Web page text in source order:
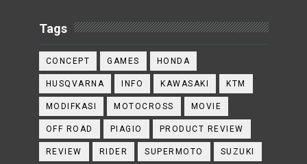
Tags
CONCEPT GAMES HONDA
HUSQVARNA INFO KAWASAKI KTM
MODIFKASI MOTOCROSS MOVIE
OFF ROAD PIAGIO PRODUCT REVIEW
REVIEW RIDER SUPERMOTO SUZUKI